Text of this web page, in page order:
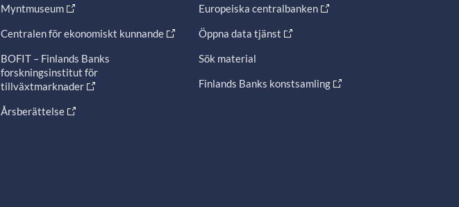
Myntmuseum
Centralen för ekonomiskt kunnande
BOFIT – Finlands Banks
forskningsinstitut för
tillväxtmarknader
Årsberättelse
Europeiska centralbanken
Öppna data tjänst
Sök material
Finlands Banks konstsamling